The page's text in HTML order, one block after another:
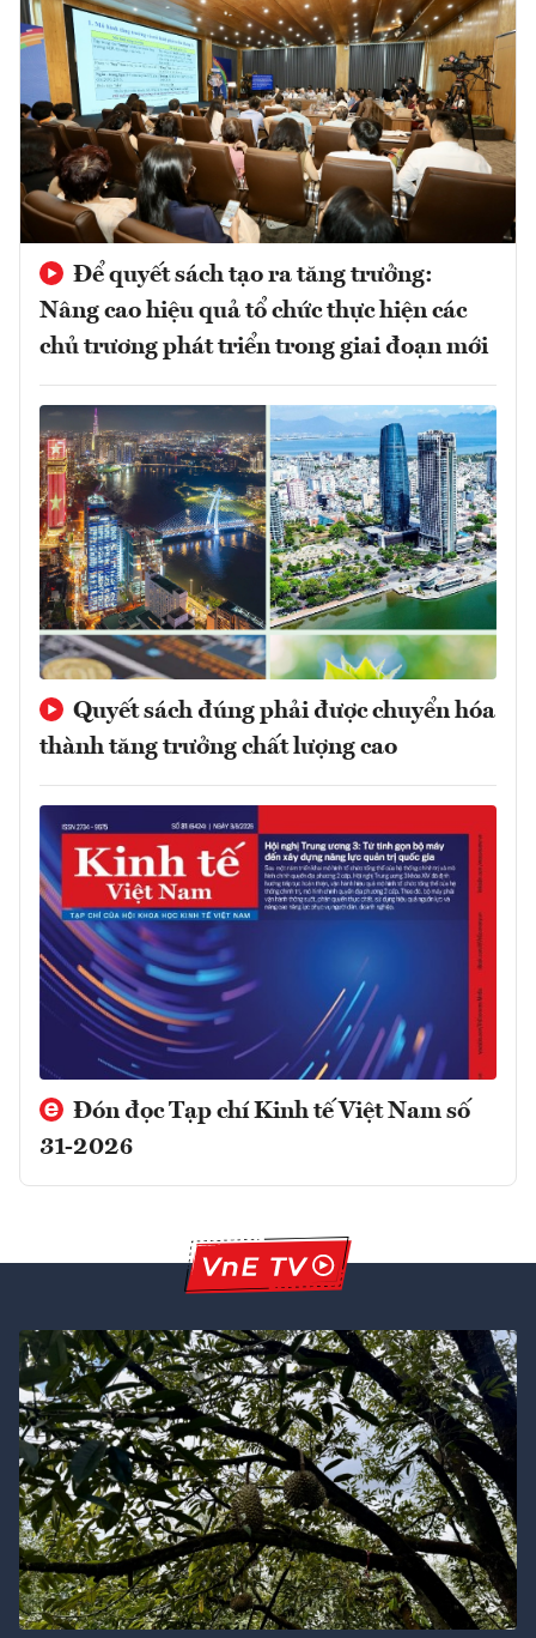
Để quyết sách tạo ra tăng trưởng:
Nâng cao hiệu quả tổ chức thực hiện các
chủ trương phát triển trong giai đoạn mới
Quyết sách đúng phải được chuyển hóa
thành tăng trưởng chất lượng cao
Đón đọc Tạp chí Kinh tế Việt Nam số
31-2026